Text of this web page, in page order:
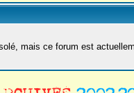
mais ce forum est